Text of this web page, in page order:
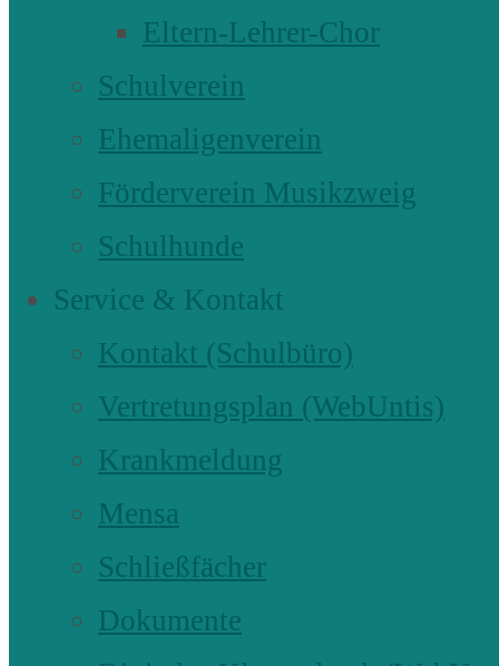
Eltern-Lehrer-Chor
Schulverein
Ehemaligenverein
Förderverein Musikzweig
Schulhunde
Service & Kontakt
Kontakt (Schulbüro)
Vertretungsplan (WebUntis)
Krankmeldung
Mensa
Schließfächer
Dokumente